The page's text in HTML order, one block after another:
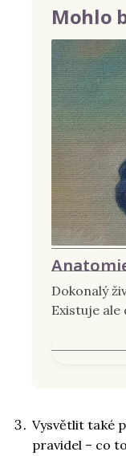
Mohlo
Dokonalý
Existuje ale
Vysvětlit také
pravidel – co